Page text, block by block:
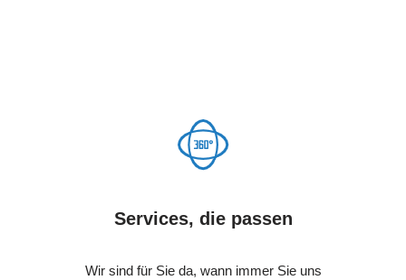
Services, die passen
Wir sind für Sie da, wann immer Sie uns